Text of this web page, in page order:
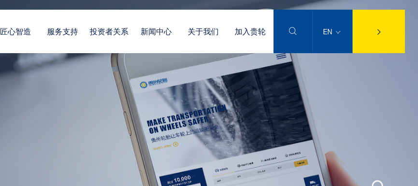
 EN 
匠心智造 服务支持 投资者关系 新闻中心 关于我们 加入贵轮